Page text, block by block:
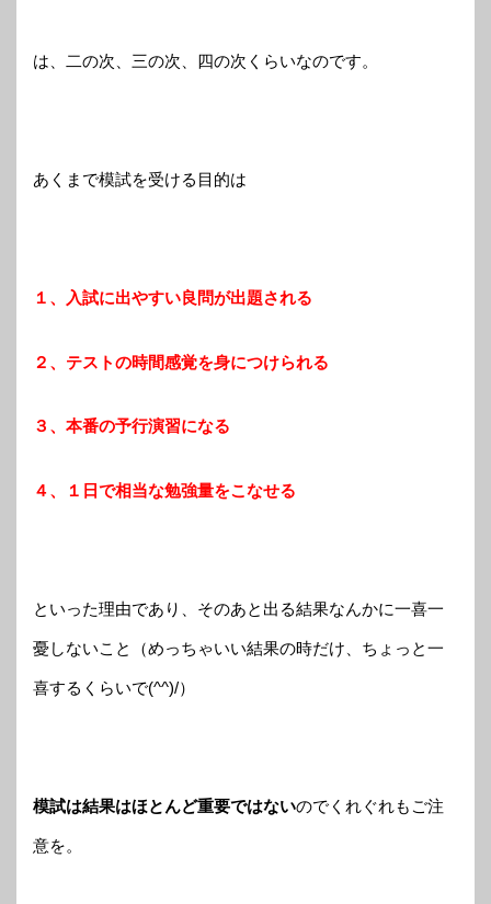
は、二の次、三の次、四の次くらいなのです。
あくまで模試を受ける目的は
１、入試に出やすい良問が出題される
２、テストの時間感覚を身につけられる
３、本番の予行演習になる
４、１日で相当な勉強量をこなせる
といった理由であり、そのあと出る結果なんかに一喜一
憂しないこと（めっちゃいい結果の時だけ、ちょっと一
喜するくらいで(^^)/）
模試は結果はほとんど重要ではないのでくれぐれもご注
意を。